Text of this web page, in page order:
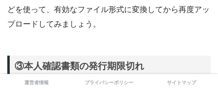
どを使って、有効なファイル形式に変換してから再度アッ
プロードしてみましょう。
③本人確認書類の発行期限切れ
運営者情報 プライバシーポリシー サイトマップ